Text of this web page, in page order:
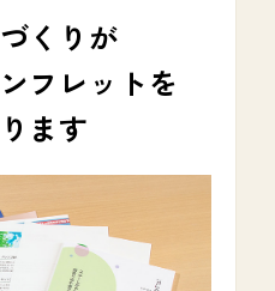
くりが
フレットを
ます